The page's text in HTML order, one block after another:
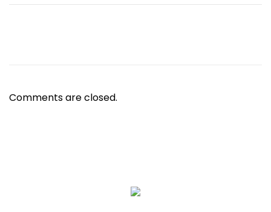
Comments are closed.